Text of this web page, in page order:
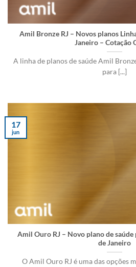
Amil Bronze RJ – Novos planos
Janeiro – Cotação
A linha de planos de saúde Amil
para [...]
Amil Ouro RJ – Novo plano de
de Janeiro
O Amil Ouro RJ é uma das opções
17
jun